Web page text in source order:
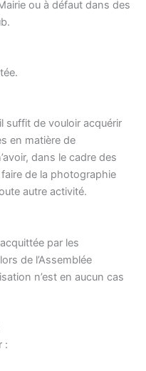
ou à défaut dans des
suffit de vouloir acquérir
en matière de
dans le cadre des
de la photographie
autre activité.
par les
de l’Assemblée
n’est en aucun cas
: